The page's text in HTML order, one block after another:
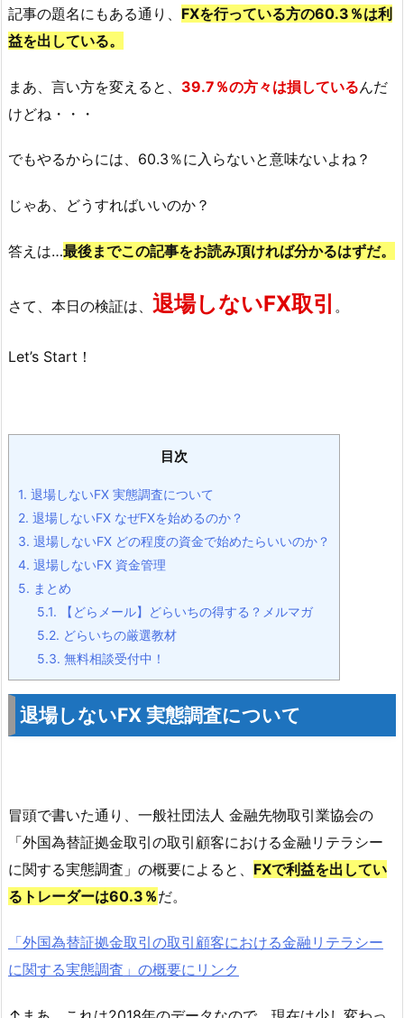
記事の題名にもある通り、 FXを行っている方の60.3％は利
益を出している。
まあ、言い方を変えると、 39.7％の方々は損しているんだ
けどね・・・
でもやるからには、60.3％に入らないと意味ないよね？
じゃあ、どうすればいいのか？
答えは…最後までこの記事をお読み頂ければ分かるはずだ。
さて、本日の検証は、 退場しないFX取引 。
Let’s Start！
目次
1. 退場しないFX 実態調査について
2. 退場しないFX なぜFXを始めるのか？
3. 退場しないFX どの程度の資金で始めたらいいのか？
4. 退場しないFX 資金管理
5. まとめ
5.1. 【どらメール】どらいちの得する？メルマガ
5.2. どらいちの厳選教材
5.3. 無料相談受付中！
退場しないFX 実態調査について
冒頭で書いた通り、一般社団法人 金融先物取引業協会の
「外国為替証拠金取引の取引顧客における金融リテラシー
に関する実態調査」の概要によると、 FXで利益を出してい
るトレーダーは60.3％だ。
「外国為替証拠金取引の取引顧客における金融リテラシー
に関する実態調査」の概要にリンク